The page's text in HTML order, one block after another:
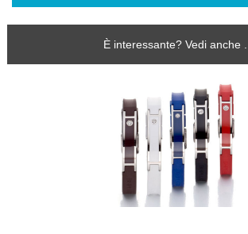
È interessante? Vedi anche ...